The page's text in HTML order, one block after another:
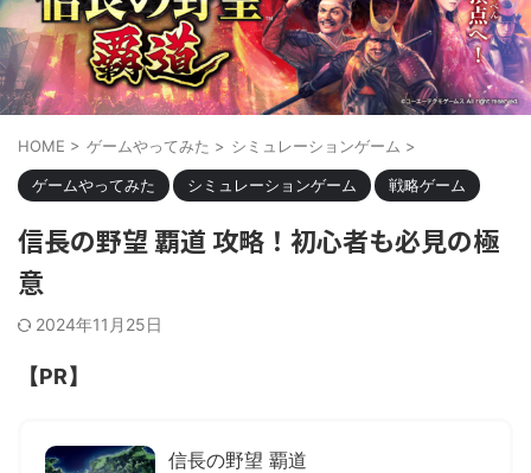
HOME > ゲームやってみた > シミュレーションゲーム >
ゲームやってみた シミュレーションゲーム 戦略ゲーム
信長の野望 覇道 攻略！初心者も必見の極
意
2024年11月25日
【PR】
信長の野望 覇道